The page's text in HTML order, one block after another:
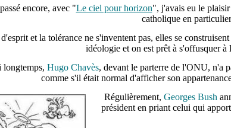
encore, avec "Le ciel pour horizon", j'avais eu le
catholique en
et la tolérance ne s'inventent pas, elles se
idéologie et on est prêt à s'offusquer à
longtemps, Hugo Chavès, devant le parterre de l'ONU, n'a
comme s'il était normal d'afficher son
Régulièrement,Georges Bush
président en priant celui qui